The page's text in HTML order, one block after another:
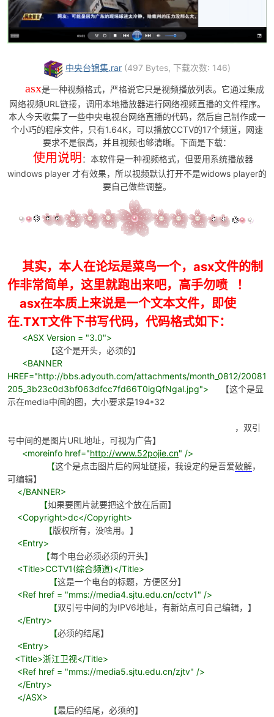
po
中央台锦集.rar (497 Bytes, 下载次数: 146)
asx是一种视频格式，严格说它只是视频播放列表。它通过集成
网络视频URL链接，调用本地播放器进行网络视频直播的文件程序。
本人今天收集了一些中央电视台网络直播的代码，然后自己制作成一
个小巧的程序文件，只有1.64K，可以播放CCTV的17个频道，网速
要求不是很高，并且视频也够清晰。下面是下载：
使用说明 ：本软件是一种视频格式，但要用系统播放器
windows player 才有效果，所以视频默认打开不是widows player的
要自己做些调整。
其实，本人在论坛是菜鸟一个，asx文件的制
作非常简单，这里就跑出来吧，高手勿喷 ！
asx在本质上来说是一个文本文件，即使
在.TXT文件下书写代码，代码格式如下：
<ASX Version = "3.0">
【这个是开头，必须的】
<BANNER
HREF="http://bbs.adyouth.com/attachments/month_0812/20081
205_3b23c0d3bf063dfcc7fd66T0igQfNgal.jpg"> 【这个是显
示在media中间的图，大小要求是194*32
，双引
号中间的是图片URL地址，可视为广告】
<moreinfo href="http://www.52pojie.cn" />
【这个是点击图片后的网址链接，我设定的是吾爱破解，
可编辑】
</BANNER>
【如果要图片就要把这个放在后面】
<Copyright>dc</Copyright>
【版权所有，没啥用。】
<Entry>
【每个电台必须必须的开头】
<Title>CCTV1(综合频道)</Title>
【这是一个电台的标题，方便区分】
<Ref href = "mms://media4.sjtu.edu.cn/cctv1" />
【双引号中间的为IPV6地址，有新站点可自己编辑，】
</Entry>
【必须的结尾】
<Entry>
<Title>浙江卫视</Title>
<Ref href = "mms://media5.sjtu.edu.cn/zjtv" />
</Entry>
</ASX>
【最后的结尾，必须的】